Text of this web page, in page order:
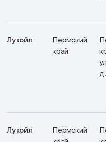
Лукойл
Пермский
край
Лукойл
Пермский